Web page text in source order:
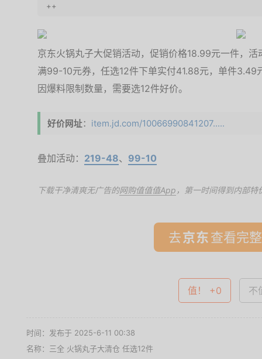
++
京东火锅丸子大促销活动，促销价格18.99元一件，
满99-10元券，任选12件下单实付41.88元，单件3.49
因爆料限制数量，需要选12件好价。
好价网址： item.jd.com/10066990841207.....
叠加活动： 219-48、 99-10
下载干净清爽无广告的网购值值值App ，第一时间得到内部特
去 查看完
值！ +0 不
时间：发布于 2025-6-11 00:38
名称： 三全 火锅丸子大清仓 任选12件